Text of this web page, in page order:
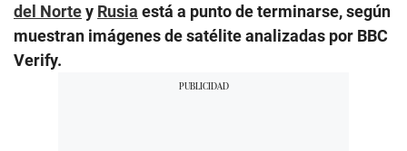
del Nortey Rusia está a punto de terminarse, según
muestran imágenes de satélite analizadas por BBC
Verify.